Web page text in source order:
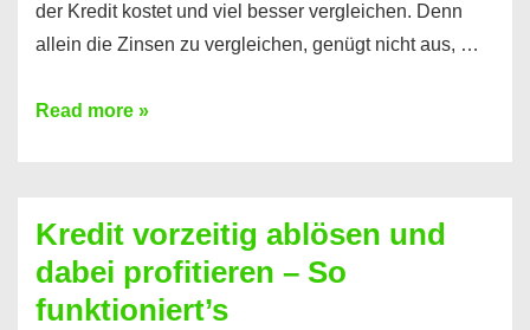
der Kredit kostet und viel besser vergleichen. Denn
allein die Zinsen zu vergleichen, genügt nicht aus, …
Ganz
Kredit
berechnen
–
Read more »
Kredit vorzeitig ablösen und
dabei profitieren – So
funktioniert’s